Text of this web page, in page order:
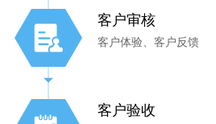
客户审核
客户体验、客户反馈
客户验收